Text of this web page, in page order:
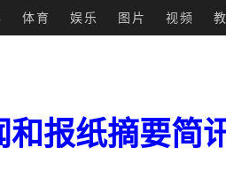
体育 娱乐 图片 视频
报纸摘要简